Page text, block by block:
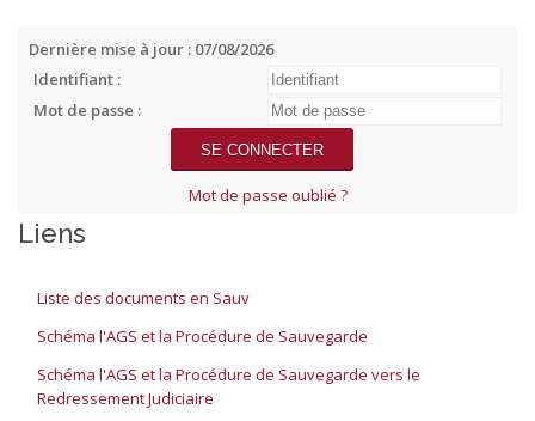
Dernière mise à jour : 07/08/2026
Identifiant :
Mot de passe :
Mot de passe oublié ?
Liens
Liste des documents en Sauv
Schéma l'AGS et la Procédure de Sauvegarde
Schéma l'AGS et la Procédure de Sauvegarde vers le
Redressement Judiciaire